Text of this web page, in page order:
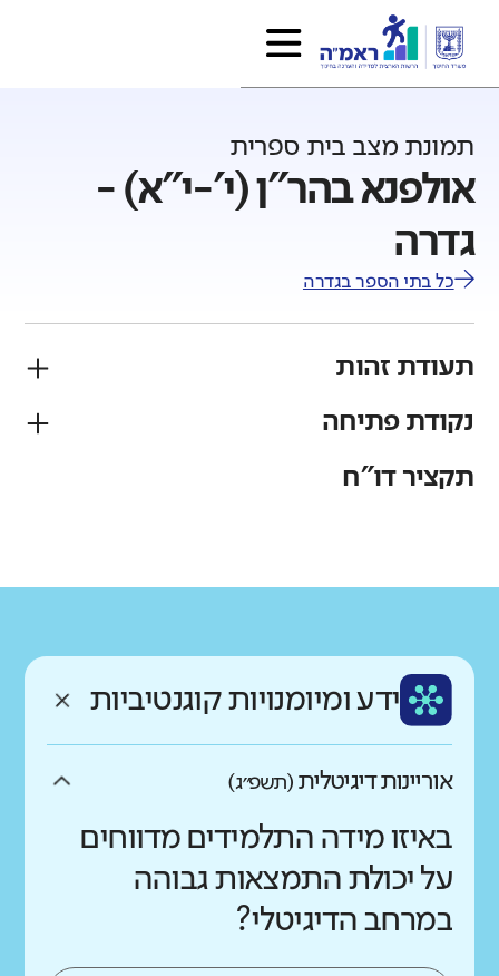
תמונת מצב בית ספרית
אולפנא בהר"ן (י'-י"א) -
גדרה
כל בתי הספר בגדרה
תעודת זהות
פיקוח
נקודת פתיחה
רקע חברתי כלכלי
ממוצע תלמידים בכיתה
גבוה נמוך
תקציר דו"ח
ידע ומיומנויות קוגנטיביות
אוריינות דיגיטלית (תשפ״ג)
באיזו מידה התלמידים מדווחים
על יכולת התמצאות גבוהה
במרחב הדיגיטלי?